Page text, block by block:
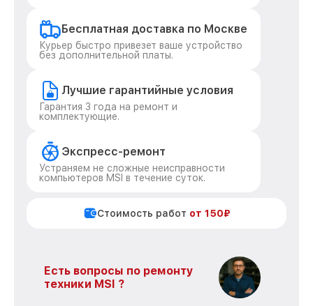
Бесплатная доставка по Москве
Курьер быстро привезет ваше устройство
без дополнительной платы.
Лучшие гарантийные условия
Гарантия 3 года на ремонт и
комплектующие.
Экспресс-ремонт
Устраняем не сложные неисправности
компьютеров MSI в течение суток.
Стоимость работ от 150₽
Есть вопросы по ремонту
техники MSI ?